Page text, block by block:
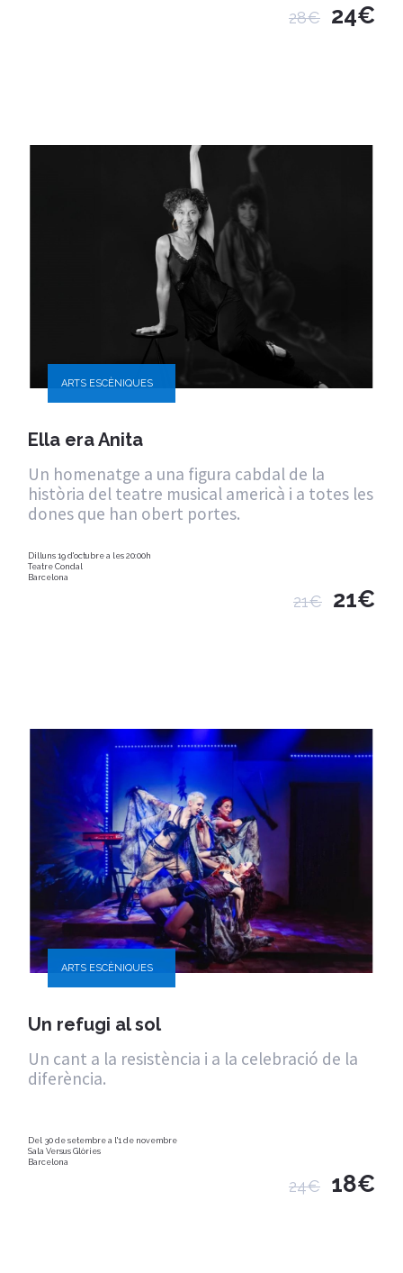
28€ 24€
ARTS ESCÈNIQUES
Ella era Anita
Un homenatge a una figura cabdal de la
història del teatre musical americà i a totes les
dones que han obert portes.
Dilluns 19 d'octubre a les 20:00h
Teatre Condal
Barcelona
21€ 21€
ARTS ESCÈNIQUES
Un refugi al sol
Un cant a la resistència i a la celebració de la
diferència.
Del 30 de setembre a l'1 de novembre
Sala Versus Glòries
Barcelona
24€ 18€